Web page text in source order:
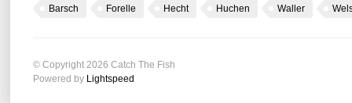
Barsch Forelle Hecht Huchen Waller
© Copyright 2026 Catch The Fish
Powered by Lightspeed